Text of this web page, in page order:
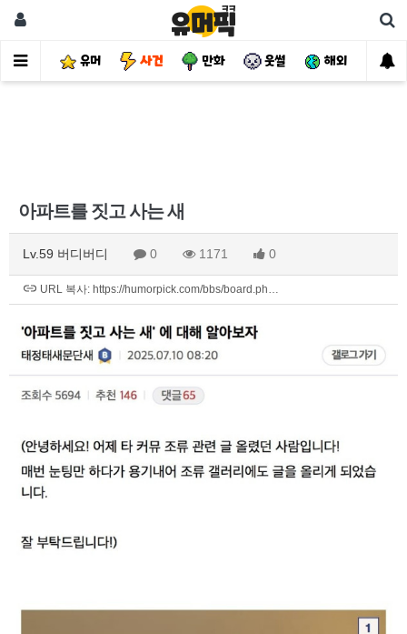
유머 사건 만화 웃썰 해외 핫
아파트를 짓고 사는 새
Lv.59 버디버디 0 1171 0
URL 복사: https://humorpick.com/bbs/board.ph…